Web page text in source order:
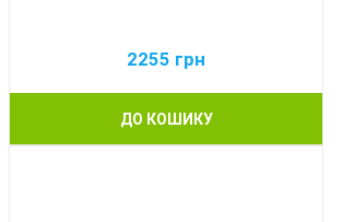
2255 грн
ДО КОШИКУ